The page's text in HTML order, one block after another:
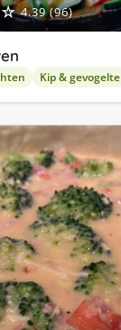
4.39 (96)
Kip & gevogelte